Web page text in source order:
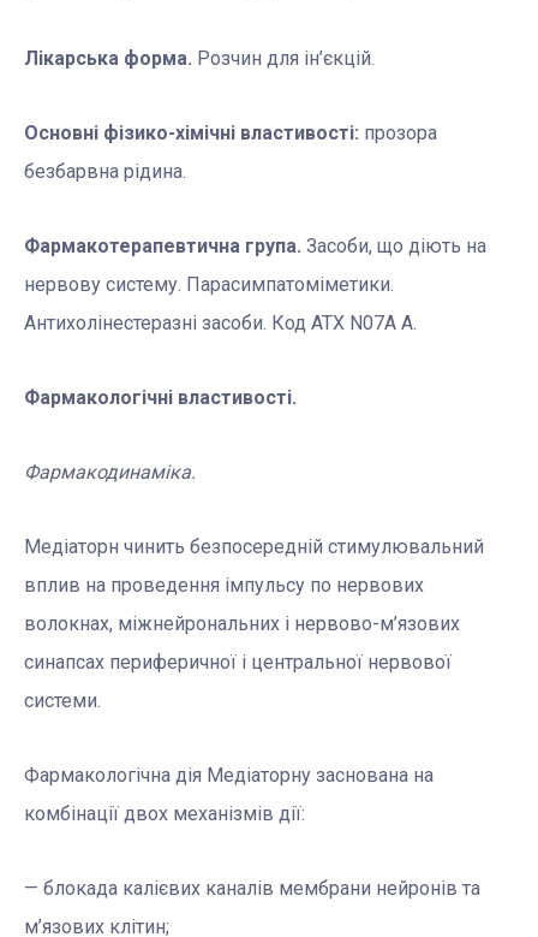
Лікарська форма. Розчин для ін’єкцій.
Основні фізико-хімічні властивості: прозора
безбарвна рідина.
Фармакотерапевтична група. Засоби, що діють на
нервову систему. Парасимпатоміметики.
Антихолінестеразні засоби. Код АТХ N07А А.
Фармакологічні властивості.
Фармакодинаміка.
Медіаторн чинить безпосередній стимулювальний
вплив на проведення імпульсу по нервових
волокнах, міжнейрональних і нервово-м’язових
синапсах периферичної і центральної нервової
системи.
Фармакологічна дія Медіаторну заснована на
комбінації двох механізмів дії:
— блокада калієвих каналів мембрани нейронів та
м’язових клітин;